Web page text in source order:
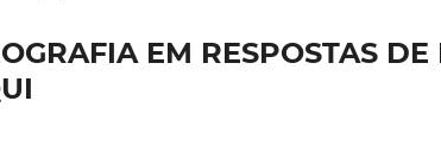
EM RESPOSTAS